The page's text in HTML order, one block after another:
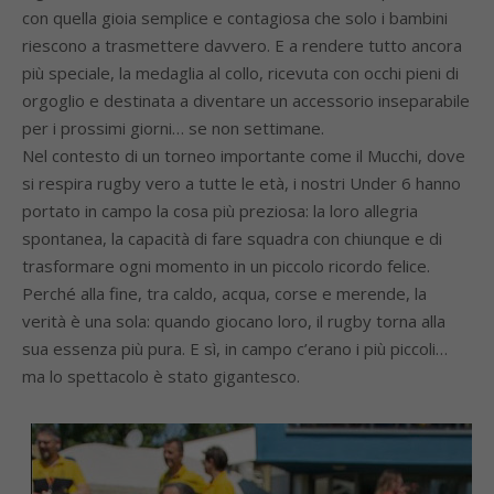
con quella gioia semplice e contagiosa che solo i bambini
riescono a trasmettere davvero. E a rendere tutto ancora
più speciale, la medaglia al collo, ricevuta con occhi pieni di
orgoglio e destinata a diventare un accessorio inseparabile
per i prossimi giorni… se non settimane.
Nel contesto di un torneo importante come il Mucchi, dove
si respira rugby vero a tutte le età, i nostri Under 6 hanno
portato in campo la cosa più preziosa: la loro allegria
spontanea, la capacità di fare squadra con chiunque e di
trasformare ogni momento in un piccolo ricordo felice.
Perché alla fine, tra caldo, acqua, corse e merende, la
verità è una sola: quando giocano loro, il rugby torna alla
sua essenza più pura. E sì, in campo c’erano i più piccoli…
ma lo spettacolo è stato gigantesco.